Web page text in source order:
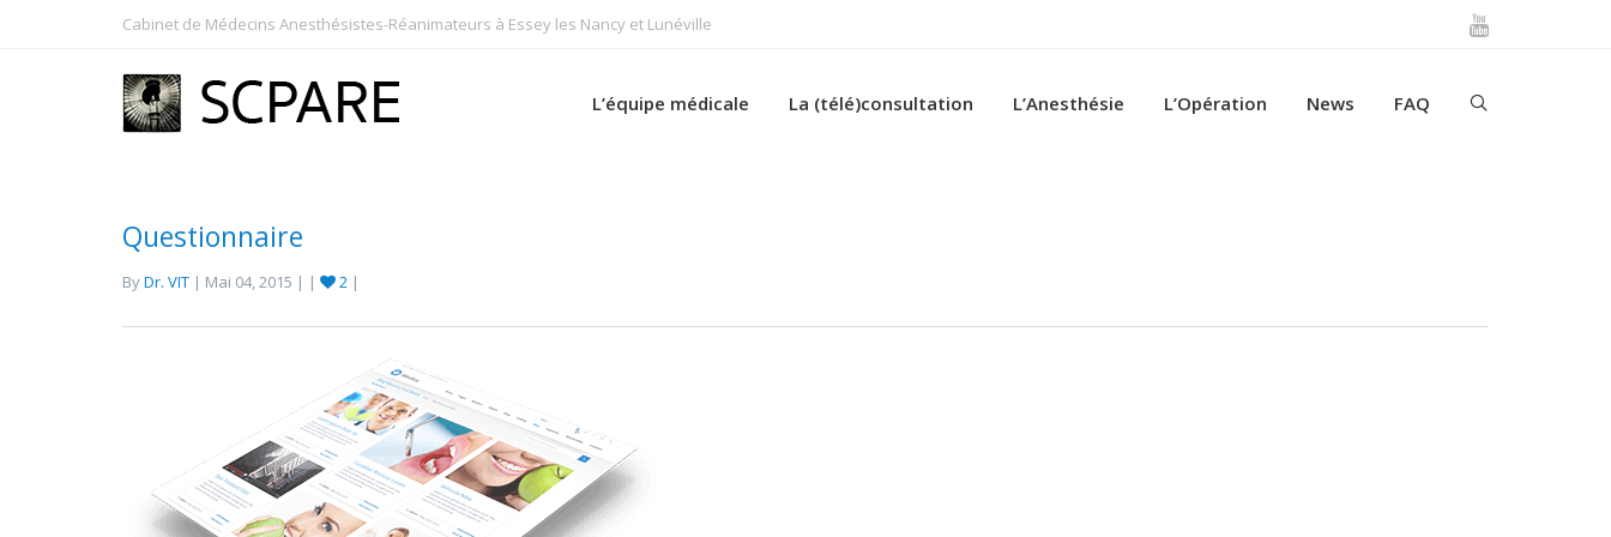
Cabinet de Médecins Anesthésistes-Réanimateurs à Essey les Nancy et Lunéville
L’équipe médicale La (télé)consultation L’Anesthésie L’Opération News FAQ
Questionnaire
ByDr. VIT | Mai 04, 2015 | | 2 |